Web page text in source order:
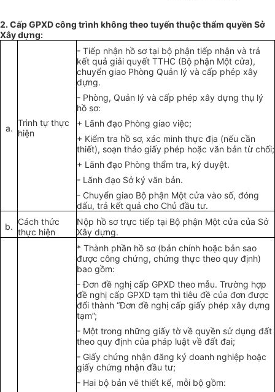
2. Cấp GPXD công trình không theo tuyến thuộc thẩm quyền Sở
Xây dựng:
a.
Trình tự thực
hiện
- Tiếp nhận hồ sơ tại bộ phận tiếp nhận và trả
kết quả giải quyết TTHC (Bộ phận Một cửa),
chuyển giao Phòng Quản lý và cấp phép xây
dựng.
- Phòng, Quản lý và cấp phép xây dựng thụ lý
hồ sơ:
+ Lãnh đạo Phòng giao việc;
+ Kiểm tra hồ sơ, xác minh thực địa (nếu cần
thiết), soạn thảo giấy phép hoặc văn bản từ chối;
+ Lãnh đạo Phòng thẩm tra, ký duyệt.
- L ãnh đạo Sở ký văn bản.
- Chuyển giao Bộ phận Một cửa vào số, đóng
dấu, trả kết quả cho Chủ đầu tư.
b. Cách thức
thực hiện
Nộp hồ sơtrực tiếp tại Bộ phận Một cửa của Sở
Xây dựng.
* Thành phần hồ sơ (bản chính hoặc bản sao
được công chứng, chứng thực theo quy định)
bao gồm:
-Đơn đề nghị cấp GPXD theo mẫu. Trường hợp
đề nghị cấp GPXD tạm thì tiêu đề của đơn được
đổi thành “Đơn đề nghị cấp giấy phép xây dựng
tạm”;
- Một trong những giấy tờ về quyền sử dụng đất
theo quy định của pháp luật về đất đai;
- Giấy chứng nhận đăng ký doanh nghiệp hoặc
giấy chứng nhận đầu tư;
- Hai bộ bản vẽ thiết kế, mỗi bộ gồm: